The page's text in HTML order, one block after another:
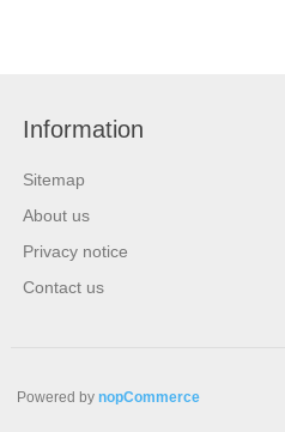
Information
Sitemap
About us
Privacy notice
Contact us
Powered by nopCommerce